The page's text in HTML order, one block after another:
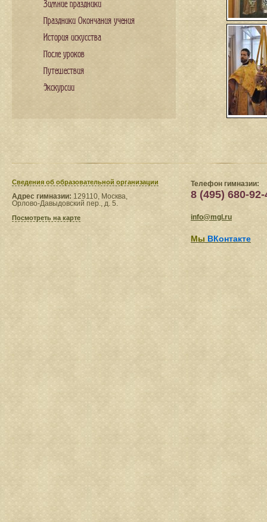
Зимние праздники
Праздники Окончания учения
История искусства
После уроков
Путешествия
Экскурсии
Сведения​ об образовательной организации
Адрес гимназии: 129110, Москва,
Орлово-Давыдовский пер., д. 5.
Посмотреть на карте
Телефон гимназии:
8 (495) 680-92-
info@mgl.ru
Мы ВКонтакте